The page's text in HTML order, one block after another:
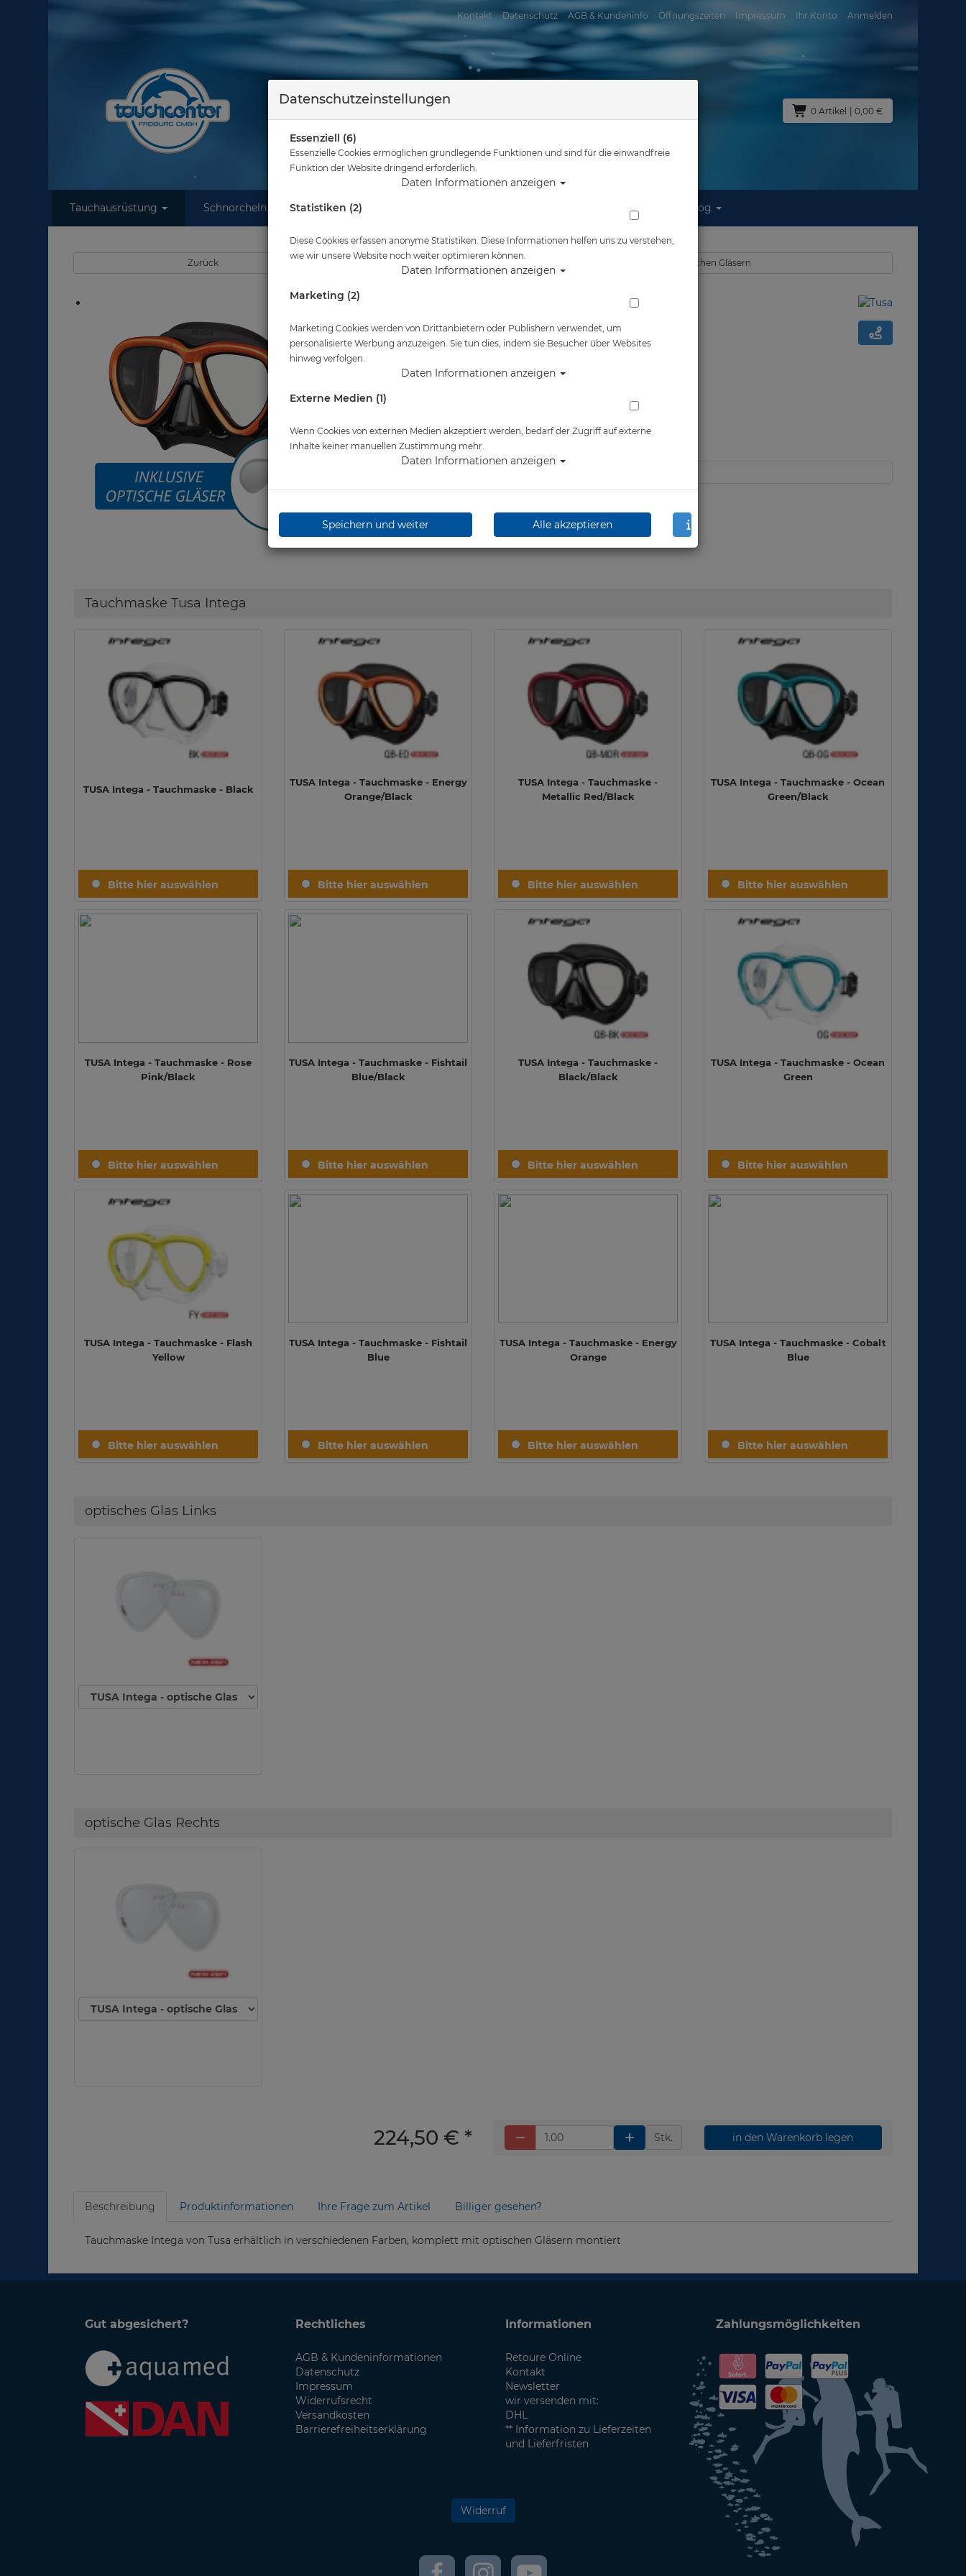
Kontakt Datenschutz AGB & Kundeninfo Öffnungszeiten Impressum Ihr Konto Anmelden
0 Artikel | 0,00 €
Tauchausrüstung Schnorcheln Wassersport Reisen Blog
Sie sind hier Tauchausrüstung Tusa Tauchmaske Intega inkl. optischer Gläser
Zurück Alle Artikel zeigen aus: Tauchmasken mit optischen Gläsern
Tusa Tauchmaske Intega inkl. optischer Gläser
Artikelnr.: tus-integaopt
Herstellerpreis: 224,50 €
Lieferbar in
wünschen
Tauchmaske Tusa Intega
TUSA Intega - Tauchmaske - Black
TUSA Intega - Tauchmaske - Energy
Orange/Black
TUSA Intega - Tauchmaske -
Metallic Red/Black
TUSA Intega - Tauchmaske - Ocean
Green/Black
TUSA Intega - Tauchmaske - Rose
Pink/Black
TUSA Intega - Tauchmaske - Fishtail
Blue/Black
TUSA Intega - Tauchmaske -
Black/Black
TUSA Intega - Tauchmaske - Ocean
Green
TUSA Intega - Tauchmaske - Flash
Yellow
TUSA Intega - Tauchmaske - Fishtail
Blue
TUSA Intega - Tauchmaske - Energy
Orange
TUSA Intega - Tauchmaske - Cobalt
Blue
optisches Glas Links
optische Glas Rechts
224,50 € * Stk. in den Warenkorb legen
Beschreibung Produktinformationen Ihre Frage zum Artikel Billiger gesehen?
Tauchmaske Intega von Tusa erhältlich in verschiedenen Farben, komplett mit optischen Gläsern montiert
Gut abgesichert? Rechtliches
AGB & Kundeninformationen
Datenschutz
Impressum
Widerrufsrecht
Versandkosten
Barrierefreiheitserklärung
Informationen
Retoure Online
Kontakt
Newsletter
wir versenden mit:
DHL
** Information zu Lieferzeiten
und Lieferfristen
Zahlungsmöglichkeiten
Widerruf
Datenschutzeinstellungen
Essenziell (6)
Essenzielle Cookies ermöglichen grundlegende Funktionen und sind für die einwandfreie
Funktion der Website dringend erforderlich.
Daten Informationen anzeigen
Statistiken (2)
Diese Cookies erfassen anonyme Statistiken. Diese Informationen helfen uns zu verstehen,
wie wir unsere Website noch weiter optimieren können.
Daten Informationen anzeigen
Marketing (2)
Marketing Cookies werden von Drittanbietern oder Publishern verwendet, um
personalisierte Werbung anzuzeigen. Sie tun dies, indem sie Besucher über Websites
hinweg verfolgen.
Daten Informationen anzeigen
Externe Medien (1)
Wenn Cookies von externen Medien akzeptiert werden, bedarf der Zugriff auf externe
Inhalte keiner manuellen Zustimmung mehr.
Daten Informationen anzeigen
Speichern und weiter Alle akzeptieren